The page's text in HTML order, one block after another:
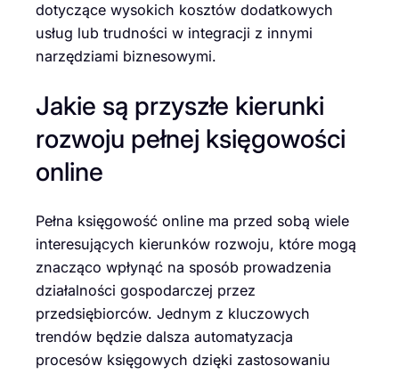
dotyczące wysokich kosztów dodatkowych
usług lub trudności w integracji z innymi
narzędziami biznesowymi.
Jakie są przyszłe kierunki
rozwoju pełnej księgowości
online
Pełna księgowość online ma przed sobą wiele
interesujących kierunków rozwoju, które mogą
znacząco wpłynąć na sposób prowadzenia
działalności gospodarczej przez
przedsiębiorców. Jednym z kluczowych
trendów będzie dalsza automatyzacja
procesów księgowych dzięki zastosowaniu